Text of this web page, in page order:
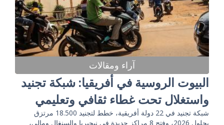
آراء ومقالات
البيوت الروسية في أفريقيا: شبكة تجنيد
واستغلال تحت غطاء ثقافي وتعليمي
شبكة تجنيد في 22 دولة أفريقية، خطط لتجنيد 18.500 مرتزق
بحلول 2026، وفتح 8 مراكز جديدة في نيجيريا والسنغال ومالي،